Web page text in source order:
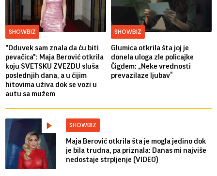
SHOWBIZ
"Oduvek sam znala da ću biti
pevačica": Maja Berović otkrila
koju SVETSKU ZVEZDU sluša
poslednjih dana, a u čijim
hitovima uživa dok se vozi u
autu sa mužem
SHOWBIZ
Glumica otkrila šta joj je
donela uloga zle policajke
Čigdem: „Neke vrednosti
prevazilaze ljubav“
SHOWBIZ
Maja Berović otkrila šta je mogla jedino dok
je bila trudna, pa priznala: Danas mi najviše
nedostaje strpljenje (VIDEO)